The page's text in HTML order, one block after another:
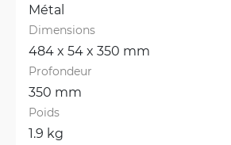
Métal
Dimensions
484 x 54 x 350 mm
Profondeur
350 mm
Poids
1.9 kg